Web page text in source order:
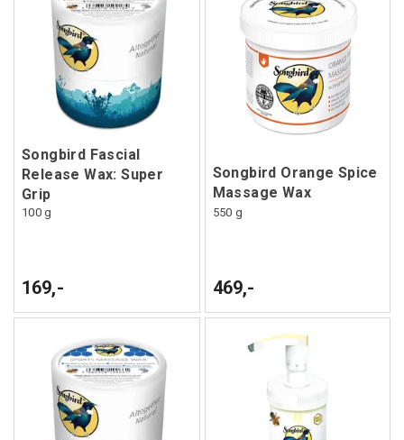
Songbird Fascial
Release Wax: Super
Grip
100 g
169,-
Songbird Orange Spice
Massage Wax
550 g
469,-